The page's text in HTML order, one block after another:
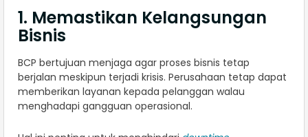
1. Memastikan Kelangsungan
Bisnis
BCP bertujuan menjaga agar proses bisnis tetap
berjalan meskipun terjadi krisis. Perusahaan tetap dapat
memberikan layanan kepada pelanggan walau
menghadapi gangguan operasional.